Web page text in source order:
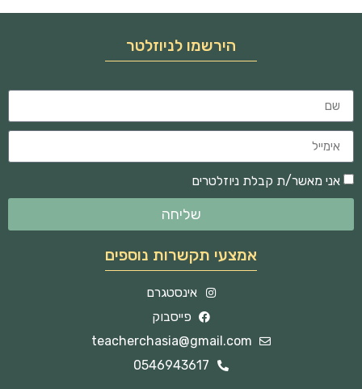
הירשמו לניוזלטר
אני מאשר/ת קבלת ניוזלטרים
שליחה
אמצעי תקשרות נוספים
אינסטגרם
פייסבוק
teacherchasia@gmail.com
0546943617